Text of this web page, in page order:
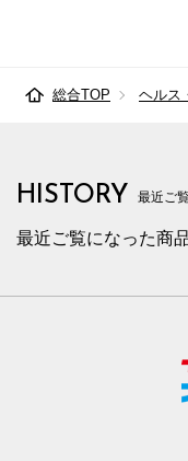
総合TOP ヘルス
HISTORY 最近ご
最近ご覧になった商